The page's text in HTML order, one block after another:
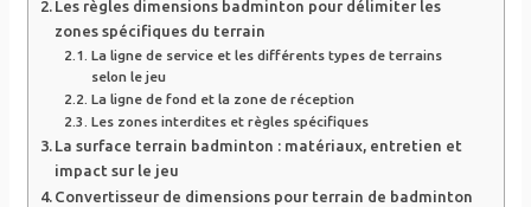
Les règles dimensions badminton pour délimiter les
zones spécifiques du terrain
La ligne de service et les différents types de terrains
selon le jeu
La ligne de fond et la zone de réception
Les zones interdites et règles spécifiques
La surface terrain badminton : matériaux, entretien et
impact sur le jeu
Convertisseur de dimensions pour terrain de badminton